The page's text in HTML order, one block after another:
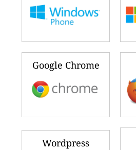
Google Chrome
Wordpress